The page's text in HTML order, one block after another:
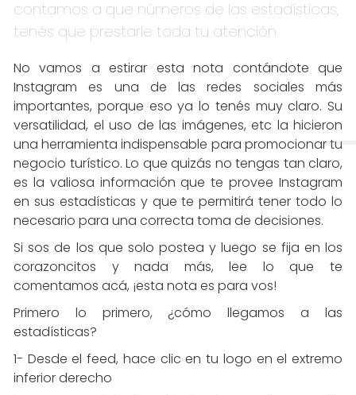
contamos a que números de las estadísticas,
tenés que prestarle toda tu atención
No vamos a estirar esta nota contándote que
Instagram es una de las redes sociales más
importantes, porque eso ya lo tenés muy claro. Su
versatilidad, el uso de las imágenes, etc la hicieron
una herramienta indispensable para promocionar tu
negocio turístico. Lo que quizás no tengas tan claro,
es la valiosa información que te provee Instagram
en sus estadísticas y que te permitirá tener todo lo
necesario para una correcta toma de decisiones.
Si sos de los que solo postea y luego se fija en los
corazoncitos y nada más, lee lo que te
comentamos acá, ¡esta nota es para vos!
Primero lo primero, ¿cómo llegamos a las
estadísticas?
1- Desde el feed, hace clic en tu logo en el extremo
inferior derecho